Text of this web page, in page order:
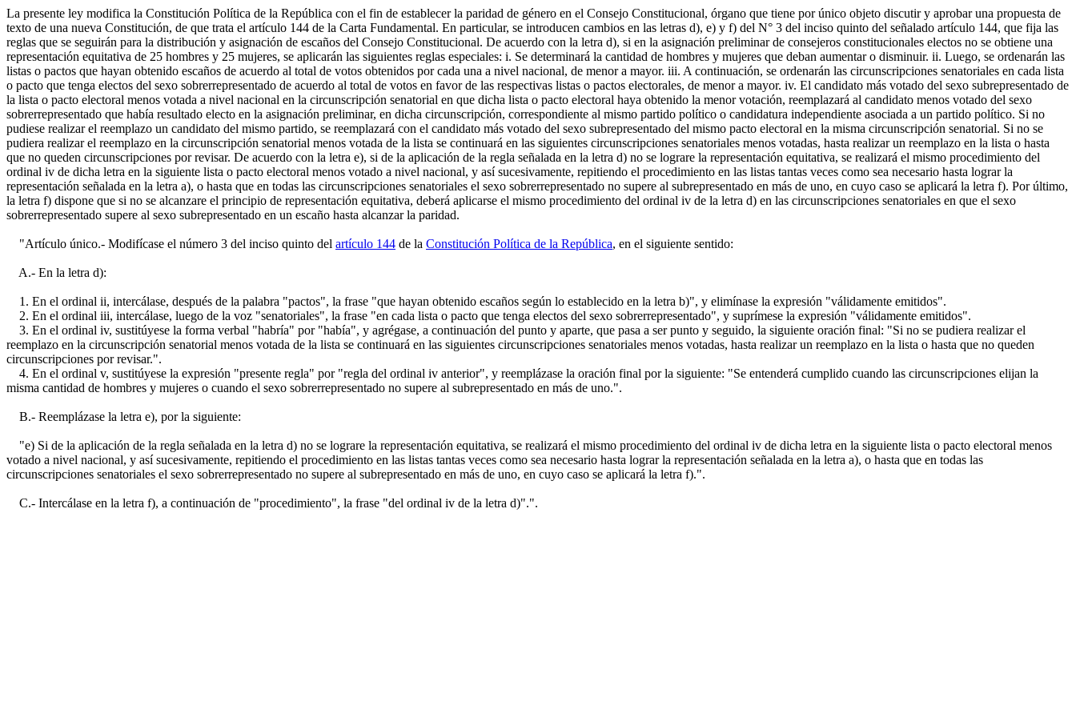
La presente ley modifica la Constitución Política de la República con el fin de establecer la paridad de género en el Consejo Constitucional, órgano que tiene por único objeto discutir y aprobar una propuesta de
texto de una nueva Constitución, de que trata el artículo 144 de la Carta Fundamental. En particular, se introducen cambios en las letras d), e) y f) del N° 3 del inciso quinto del señalado artículo 144, que fija las
reglas que se seguirán para la distribución y asignación de escaños del Consejo Constitucional. De acuerdo con la letra d), si en la asignación preliminar de consejeros constitucionales electos no se obtiene una
representación equitativa de 25 hombres y 25 mujeres, se aplicarán las siguientes reglas especiales: i. Se determinará la cantidad de hombres y mujeres que deban aumentar o disminuir. ii. Luego, se ordenarán las
listas o pactos que hayan obtenido escaños de acuerdo al total de votos obtenidos por cada una a nivel nacional, de menor a mayor. iii. A continuación, se ordenarán las circunscripciones senatoriales en cada lista
o pacto que tenga electos del sexo sobrerrepresentado de acuerdo al total de votos en favor de las respectivas listas o pactos electorales, de menor a mayor. iv. El candidato más votado del sexo subrepresentado de
la lista o pacto electoral menos votada a nivel nacional en la circunscripción senatorial en que dicha lista o pacto electoral haya obtenido la menor votación, reemplazará al candidato menos votado del sexo
sobrerrepresentado que había resultado electo en la asignación preliminar, en dicha circunscripción, correspondiente al mismo partido político o candidatura independiente asociada a un partido político. Si no
pudiese realizar el reemplazo un candidato del mismo partido, se reemplazará con el candidato más votado del sexo subrepresentado del mismo pacto electoral en la misma circunscripción senatorial. Si no se
pudiera realizar el reemplazo en la circunscripción senatorial menos votada de la lista se continuará en las siguientes circunscripciones senatoriales menos votadas, hasta realizar un reemplazo en la lista o hasta
que no queden circunscripciones por revisar. De acuerdo con la letra e), si de la aplicación de la regla señalada en la letra d) no se lograre la representación equitativa, se realizará el mismo procedimiento del
ordinal iv de dicha letra en la siguiente lista o pacto electoral menos votado a nivel nacional, y así sucesivamente, repitiendo el procedimiento en las listas tantas veces como sea necesario hasta lograr la
representación señalada en la letra a), o hasta que en todas las circunscripciones senatoriales el sexo sobrerrepresentado no supere al subrepresentado en más de uno, en cuyo caso se aplicará la letra f). Por último,
la letra f) dispone que si no se alcanzare el principio de representación equitativa, deberá aplicarse el mismo procedimiento del ordinal iv de la letra d) en las circunscripciones senatoriales en que el sexo
sobrerrepresentado supere al sexo subrepresentado en un escaño hasta alcanzar la paridad.
"Artículo único.- Modifícase el número 3 del inciso quinto del artículo 144 de la Constitución Política de la República, en el siguiente sentido:
A.- En la letra d):
1. En el ordinal ii, intercálase, después de la palabra "pactos", la frase "que hayan obtenido escaños según lo establecido en la letra b)", y elimínase la expresión "válidamente emitidos".
2. En el ordinal iii, intercálase, luego de la voz "senatoriales", la frase "en cada lista o pacto que tenga electos del sexo sobrerrepresentado", y suprímese la expresión "válidamente emitidos".
3. En el ordinal iv, sustitúyese la forma verbal "habría" por "había", y agrégase, a continuación del punto y aparte, que pasa a ser punto y seguido, la siguiente oración final: "Si no se pudiera realizar el
reemplazo en la circunscripción senatorial menos votada de la lista se continuará en las siguientes circunscripciones senatoriales menos votadas, hasta realizar un reemplazo en la lista o hasta que no queden
circunscripciones por revisar.".
4. En el ordinal v, sustitúyese la expresión "presente regla" por "regla del ordinal iv anterior", y reemplázase la oración final por la siguiente: "Se entenderá cumplido cuando las circunscripciones elijan la
misma cantidad de hombres y mujeres o cuando el sexo sobrerrepresentado no supere al subrepresentado en más de uno.".
B.- Reemplázase la letra e), por la siguiente:
"e) Si de la aplicación de la regla señalada en la letra d) no se lograre la representación equitativa, se realizará el mismo procedimiento del ordinal iv de dicha letra en la siguiente lista o pacto electoral menos
votado a nivel nacional, y así sucesivamente, repitiendo el procedimiento en las listas tantas veces como sea necesario hasta lograr la representación señalada en la letra a), o hasta que en todas las
circunscripciones senatoriales el sexo sobrerrepresentado no supere al subrepresentado en más de uno, en cuyo caso se aplicará la letra f).".
C.- Intercálase en la letra f), a continuación de "procedimiento", la frase "del ordinal iv de la letra d)".".